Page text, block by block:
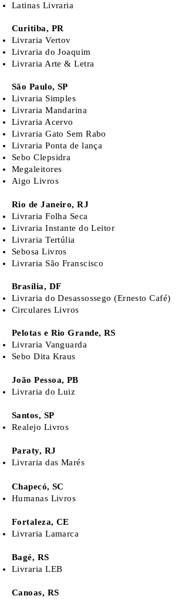
Latinas Livraria
Curitiba, PR
Livraria Vertov
Livraria do Joaquim
Livraria Arte & Letra
São Paulo, SP
Livraria Simples
Livraria Mandarina
Livraria Acervo
Livraria Gato Sem Rabo
Livraria Ponta de lança
Sebo Clepsidra
Megaleitores
Aigo Livros
Rio de Janeiro, RJ
Livraria Folha Seca
Livraria Instante do Leitor
Livraria Tertúlia
Sebosa Livros
Livraria São Franscisco
Brasília, DF
Livraria do Desassossego (Ernesto Café)
Circulares Livros
Pelotas e Rio Grande, RS
Livraria Vanguarda
Sebo Dita Kraus
João Pessoa, PB
Livraria do Luiz
Santos, SP
Realejo Livros
Paraty, RJ
Livraria das Marés
Chapecó, SC
Humanas Livros
Fortaleza, CE
Livraria Lamarca
Bagé, RS
Livraria LEB
Canoas, RS